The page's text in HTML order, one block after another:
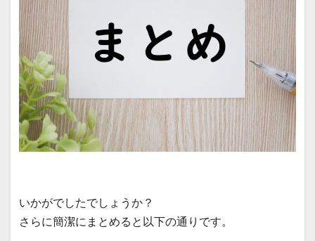
いかがでしたでしょうか？
さらに簡潔にまとめると以下の通りです。